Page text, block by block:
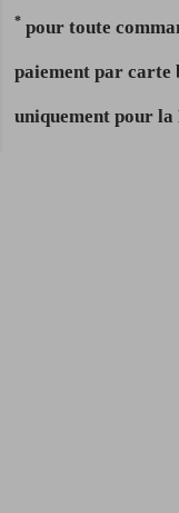
* pour toute
paiement par carte
uniquement pour